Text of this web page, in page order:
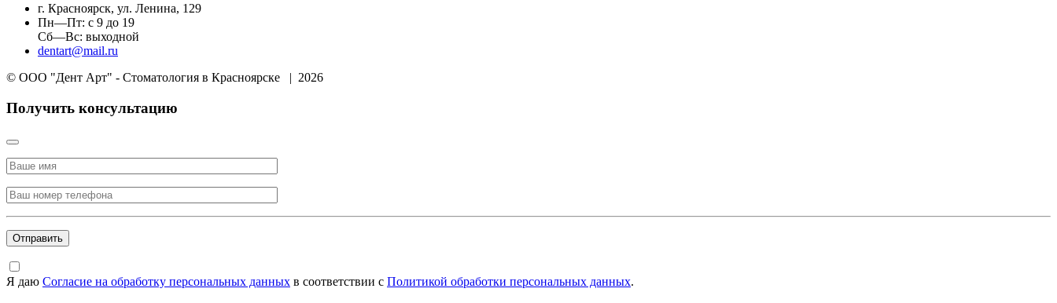
г. Красноярск, ул. Ленина, 129
Пн—Пт: с 9 до 19
Сб—Вс: выходной
dentart@mail.ru
© ООО "Дент Арт" - Стоматология в Красноярске
| 2026
Получить консультацию
Я даю Согласие на обработку персональных данных в соответствии с Политикой обработки персональных данных.